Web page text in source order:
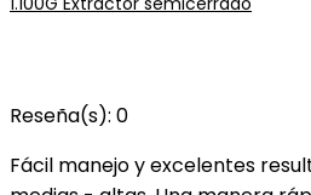
Reseña(s): 0
Fácil manejo y excelentes